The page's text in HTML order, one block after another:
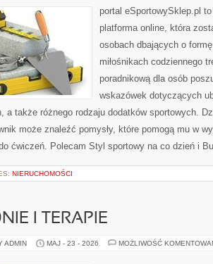
portal eSportowySklep.pl
platforma online, która
osobach dbających o
miłośnikach codziennego
poradnikową dla osób
wskazówek dotyczących
a także różnego rodzaju dodatków sportowych.
może znaleźć pomysły, które pomogą mu w
ćwiczeń. Polecam Styl sportowy na co dzień i
NIERUCHOMOŚCI
I TERAPIE
ADMIN MAJ - 23 - 2026 MOŻLIWOŚĆ